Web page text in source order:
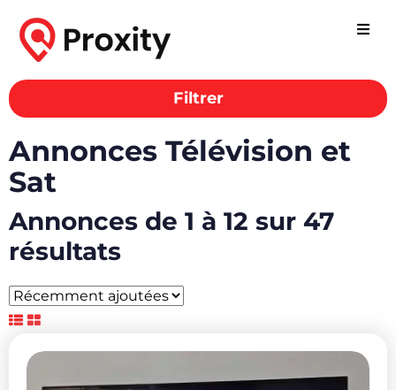
Filtrer
Annonces Télévision et
Sat
Annonces de 1 à 12 sur 47
résultats